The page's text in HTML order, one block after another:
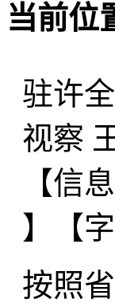
当前位
驻许
视察
【信
】【
按照